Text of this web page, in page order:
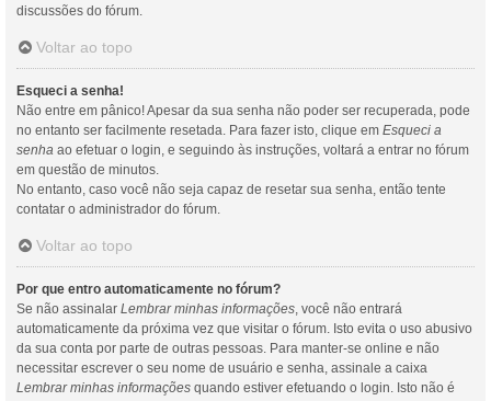
discussões do fórum.
Voltar ao topo
Esqueci a senha!
Não entre em pânico! Apesar da sua senha não poder ser recuperada, pode
no entanto ser facilmente resetada. Para fazer isto, clique em Esqueci a
senha ao efetuar o login, e seguindo às instruções, voltará a entrar no fórum
em questão de minutos.
No entanto, caso você não seja capaz de resetar sua senha, então tente
contatar o administrador do fórum.
Voltar ao topo
Por que entro automaticamente no fórum?
Se não assinalar Lembrar minhas informações, você não entrará
automaticamente da próxima vez que visitar o fórum. Isto evita o uso abusivo
da sua conta por parte de outras pessoas. Para manter-se online e não
necessitar escrever o seu nome de usuário e senha, assinale a caixa
Lembrar minhas informações quando estiver efetuando o login. Isto não é